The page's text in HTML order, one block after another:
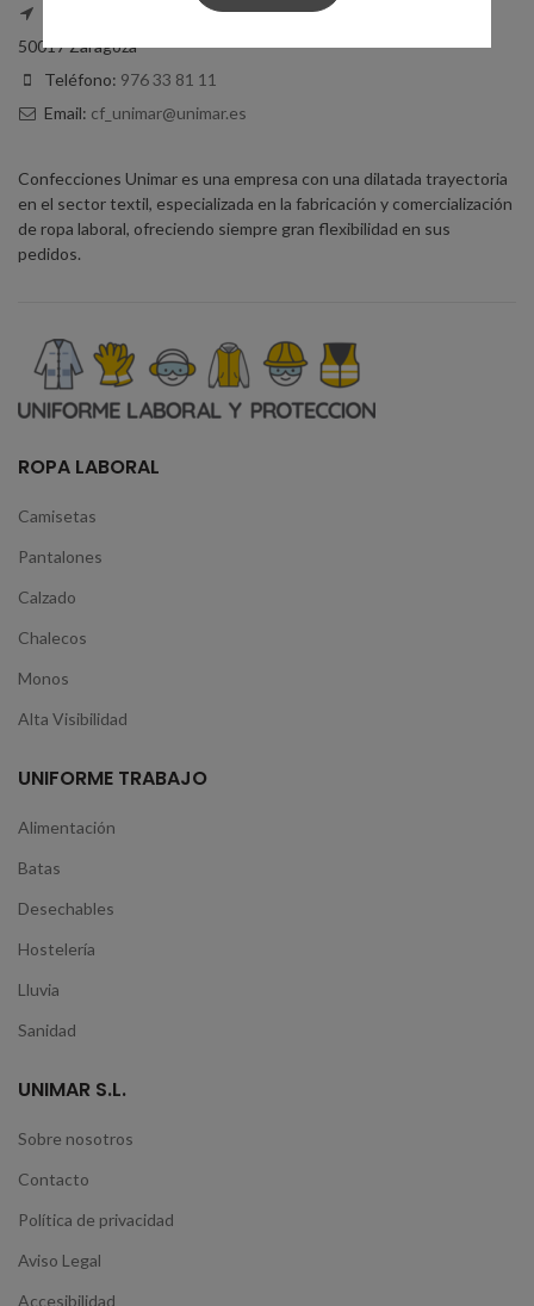
Calle Sta. Teresita, 5, Local
50017 Zaragoza
Teléfono: 976 33 81 11
Email: cf_unimar@unimar.es
Confecciones Unimar es una empresa con una dilatada trayectoria
en el sector textil, especializada en la fabricación y comercialización
de ropa laboral, ofreciendo siempre gran flexibilidad en sus
pedidos.
ROPA LABORAL
Camisetas
Pantalones
Calzado
Chalecos
Monos
Alta Visibilidad
UNIFORME TRABAJO
Alimentación
Batas
Desechables
Hostelería
Lluvia
Sanidad
UNIMAR S.L.
Sobre nosotros
Contacto
Política de privacidad
Aviso Legal
Accesibilidad